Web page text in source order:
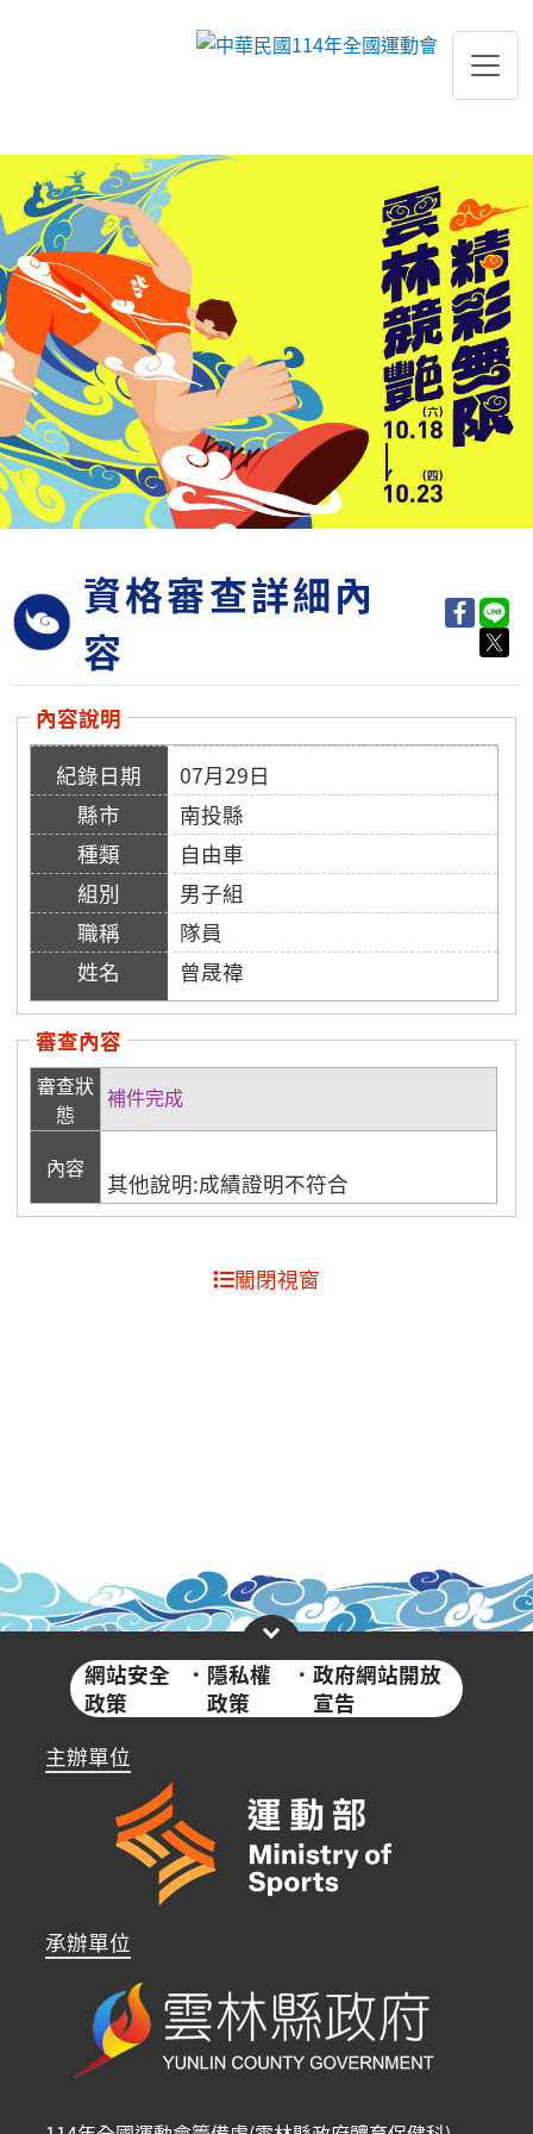
跳到主要內容
資格審查詳細內
容
內容說明
07月29日
南投縣
自由車
男子組
隊員
曾晟禕
審查內容
審查狀
態
補件完成
內容
其他說明:成績證明不符合
關閉視窗
網站安全
政策
· 隱私權
政策
·政府網站開放
宣告
主辦單位
承辦單位